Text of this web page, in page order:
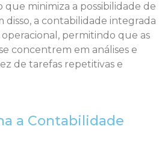
que minimiza a possibilidade de
disso, a contabilidade integrada
permitindo que as
concentrem em análises e
de tarefas repetitivas e
a Contabilidade